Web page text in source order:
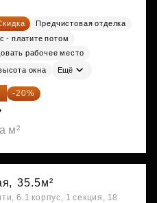
Предчистовая отделка
- платите потом
рабочее место
окна Ещё
-20%
м²
35.5м²
6.1 корпус, 1 секция, 18